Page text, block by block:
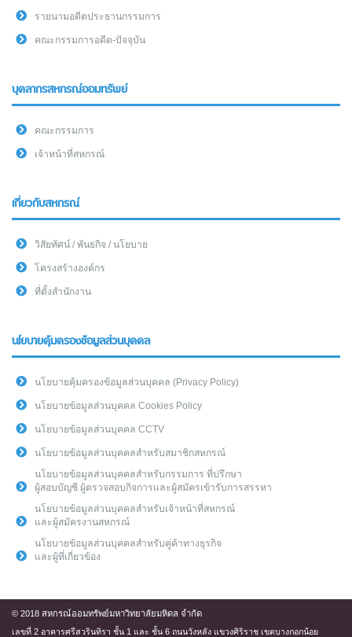
รายนามอดีตประธานกรรมการ
คณะกรรมการอดีต-ปัจจุบัน
บุคลากรสหกรณ์ออมทรัพย์
คณะกรรมการ
เจ้าหน้าที่สหกรณ์
เกี่ยวกับสหกรณ์
วิสัยทัศน์ / พันธกิจ / นโยบาย
โครงสร้างองค์กร
ที่ตั้งสำนักงาน
นโยบายคุ้มครองข้อมูลส่วนบุคคล
นโยบายคุ้มครองข้อมูลส่วนบุคคล (Privacy Policy)
นโยบายข้อมูลส่วนบุคคล Cookies Policy
นโยบายข้อมูลส่วนบุคคล CCTV
นโยบายข้อมูลส่วนบุคคลสำหรับสมาชิกสหกรณ์
นโยบายข้อมูลส่วนบุคคลสำหรับกรรมการ ที่ปรึกษา
ผู้สอบบัญชี ผู้ตรวจสอบกิจการและผู้สมัครเข้ารับการสรรหา
นโยบายข้อมูลส่วนบุคคลสำหรับเจ้าหน้าที่สหกรณ์
และผู้สมัครงานสหกรณ์
นโยบายข้อมูลส่วนบุคคลสำหรับคู่ค้าทางธุรกิจ
และผู้ที่เกี่ยวข้อง
© 2018 สหกรณ์ออมทรัพย์มหาวิทยาลัยมหิดล จำกัด
เลขที่ 2 อาคารศรีสวรินทิรา ชั้น 1 และ ชั้น 6 ถนนวังหลัง แขวงศิริราช เขตบางกอกน้อย